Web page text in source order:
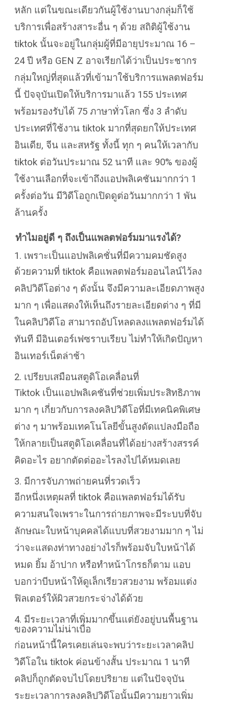
หลัก แต่ในขณะเดียวกันผู้ใช้งานบางกลุ่มก็ใช้
บริการเพื่อสร้างสาระอื่น ๆ ด้วย สถิติผู้ใช้งาน
tiktok นั้นจะอยู่ในกลุ่มผู้ที่มีอายุประมาณ 16 –
24 ปี หรือ GEN Z อาจเรียกได้ว่าเป็นประชากร
กลุ่มใหญ่ที่สุดแล้วที่เข้ามาใช้บริการแพลตฟอร์ม
นี้ ปัจจุบันเปิดให้บริการมาแล้ว 155 ประเทศ
พร้อมรองรับได้ 75 ภาษาทั่วโลก ซึ่ง 3 ลำดับ
ประเทศที่ใช้งาน tiktok มากที่สุดยกให้ประเทศ
อินเดีย, จีน และสหรัฐ ทั้งนี้ ทุก ๆ คนให้เวลากับ
tiktok ต่อวันประมาณ 52 นาที และ 90% ของผู้
ใช้งานเลือกที่จะเข้าถึงแอปพลิเคชันมากกว่า 1
ครั้งต่อวัน มีวิดีโอถูกเปิดดูต่อวันมากกว่า 1 พัน
ล้านครั้ง
ทำไมอยู่ดี ๆ ถึงเป็นแพลตฟอร์มมาแรงได้?
1. เพราะเป็นแอปพลิเคชั่นที่มีความคมชัดสูง
ด้วยความที่ tiktok คือแพลตฟอร์มออนไลน์ไว้ลง
คลิปวิดีโอต่าง ๆ ดังนั้น จึงมีความละเอียดภาพสูง
มาก ๆ เพื่อแสดงให้เห็นถึงรายละเอียดต่าง ๆ ที่มี
ในคลิปวิดีโอ สามารถอัปโหลดลงแพลตฟอร์มได้
ทันที มีอินเตอร์เฟซราบเรียบ ไม่ทำให้เกิดปัญหา
อินเทอร์เน็ตล่าช้า
2. เปรียบเสมือนสตูดิโอเคลื่อนที่
Tiktok เป็นแอปพลิเคชันที่ช่วยเพิ่มประสิทธิภาพ
มาก ๆ เกี่ยวกับการลงคลิปวิดีโอที่มีเทคนิคพิเศษ
ต่าง ๆ มาพร้อมเทคโนโลยีขั้นสูงดัดแปลงมือถือ
ให้กลายเป็นสตูดิโอเคลื่อนที่ได้อย่างสร้างสรรค์
คิดอะไร อยากตัดต่ออะไรลงไปได้หมดเลย
3. มีการจับภาพถ่ายคนที่รวดเร็ว
อีกหนึ่งเหตุผลที่ tiktok คือแพลตฟอร์มได้รับ
ความสนใจเพราะในการถ่ายภาพจะมีระบบที่จับ
ลักษณะใบหน้าบุคคลได้แบบที่สวยงามมาก ๆ ไม่
ว่าจะแสดงท่าทางอย่างไรก็พร้อมจับใบหน้าได้
หมด ยิ้ม อ้าปาก หรือทำหน้าโกรธก็ตาม แอบ
บอกว่าบีบหน้าให้ดูเล็กเรียวสวยงาม พร้อมแต่ง
ฟิลเตอร์ให้ผิวสวยกระจ่างได้ด้วย
4. มีระยะเวลาที่เพิ่มมากขึ้นแต่ยังอยู่บนพื้นฐาน
ของความไม่น่าเบื่อ
ก่อนหน้านี้ใครเคยเล่นจะพบว่าระยะเวลาคลิป
วิดีโอใน tiktok ค่อนข้างสั้น ประมาณ 1 นาที
คลิปก็ถูกตัดจบไปโดยปริยาย แต่ในปัจจุบัน
ระยะเวลาการลงคลิปวิดีโอนั้นมีความยาวเพิ่ม